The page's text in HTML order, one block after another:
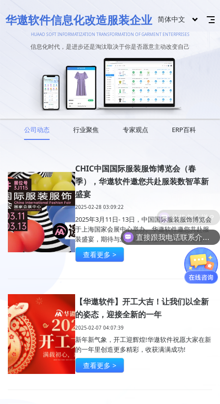
华遨软件信息化改造服装企业 简体中文
HUAAO SOFT INFORMATIZATION TRANSFORMATION OF GARMENT ENTERPRISES
信息化时代，是进步还是淘汰取决于你是否愿意主动改变自己
公司动态 行业聚焦 专家观点 ERP百科
CHIC中国国际服装服饰博览会（春
季），华遨软件邀您共赴服装数智革新
盛宴
2025-02-28 03:09:22
2025年3月11日- 13日，中国国际服装服饰博览会
于上海国家会展中心举办。华遨软件邀您共赴服
装盛宴，期待与您一起探索服装行业数字化转型
新方案 。
查看更多 >
【华遨软件】开工大吉！让我们以全新
的姿态，迎接全新的一年
2025-02-07 04:07:39
新年新气象，开工迎辉煌!华遨软件祝愿大家在新
的一年里创造更多精彩，收获满满成功!
查看更多 >
直接跟我电话联系介绍产品吧
价格怎么样？